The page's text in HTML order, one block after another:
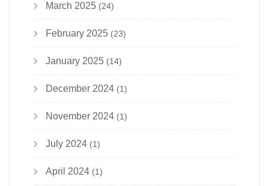
March 2025 (24)
February 2025 (23)
January 2025 (14)
December 2024 (1)
November 2024 (1)
July 2024 (1)
April 2024 (1)